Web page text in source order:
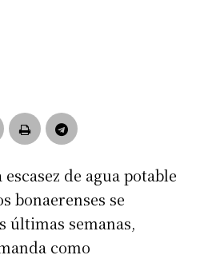
de agua potable
bonaerenses se
últimas semanas,
como